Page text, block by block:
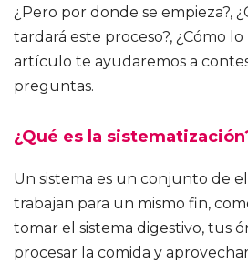
¿Pero por donde se empieza?,
tardará este proceso?, ¿Cómo
artículo te ayudaremos a
preguntas.
¿Qué es la
Un sistema es un conjunto de
trabajan para un mismo fin,
tomar el sistema digestivo, tus
procesar la comida y